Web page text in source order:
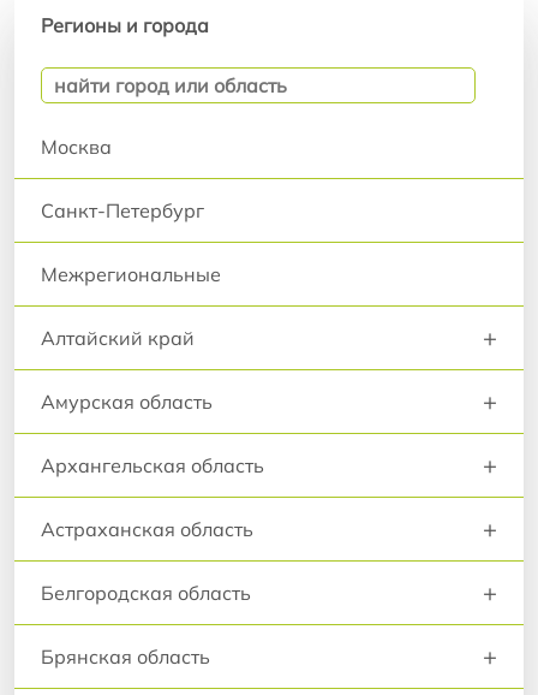
Регионы и города
Москва
Санкт-Петербург
Межрегиональные
Алтайский край +
Амурская область +
Архангельская область +
Астраханская область +
Белгородская область +
Брянская область +